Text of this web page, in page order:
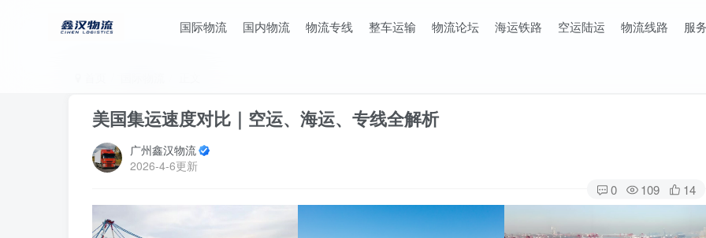
国际物流 国内物流 物流专线 整车运输 物流论坛 海运铁路 空运陆运 物流线路 服
美国集运速度对比｜空运、海运、专线全解析
广州鑫汉物流
2026-4-6更新
0 109 14